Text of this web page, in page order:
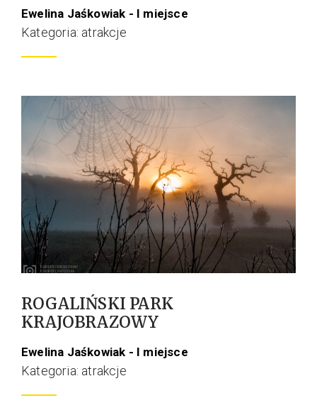
Ewelina Jaśkowiak - I miejsce
Kategoria: atrakcje
ROGALIŃSKI PARK
KRAJOBRAZOWY
Ewelina Jaśkowiak - I miejsce
Kategoria: atrakcje